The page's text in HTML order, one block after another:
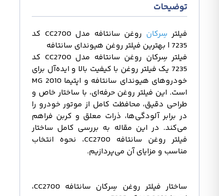
توضیحات
فیلتر سِرکان
روغن سانتافه مدل CC2700 کد
7235 | بهترین فیلتر روغن هیوندای سانتافه
فیلتر سِرکان روغن سانتافه مدل CC2700 کد
7235 یک فیلتر روغن با کیفیت بالا و ایده‌آل برای
خودروهای هیوندای سانتافه و اپتیما 2010 MG
است. این فیلتر روغن حرفه‌ای، با ساختار خاص و
طراحی دقیق، محافظت کامل از موتور خودرو را
در برابر آلودگی‌ها، ذرات معلق و کربن فراهم
می‌کند. در این مقاله به بررسی کامل ساختار
فیلتر روغن سانتافه CC2700، نحوه انتخاب
مناسب و مزایای آن می‌پردازیم.
ساختار فیلتر روغن سِرکان سانتافه CC2700،